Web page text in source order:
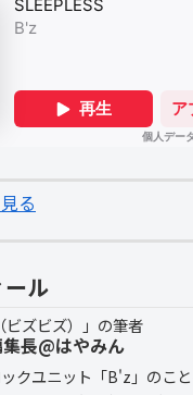
る
ル
ズビズ）」の筆者
長@はやみん
クユニット「B'z」のこ